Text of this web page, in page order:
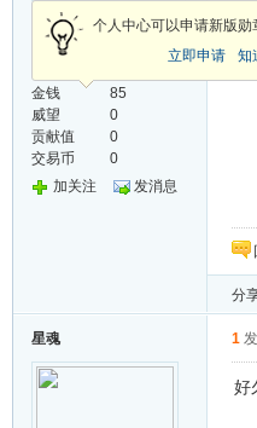
生如夏花1个人中心可以申请新版勋
立即申请
知
金钱
85
威望
0
贡献值
0
交易币
0
加关注
发消息
分
星魂 1
好